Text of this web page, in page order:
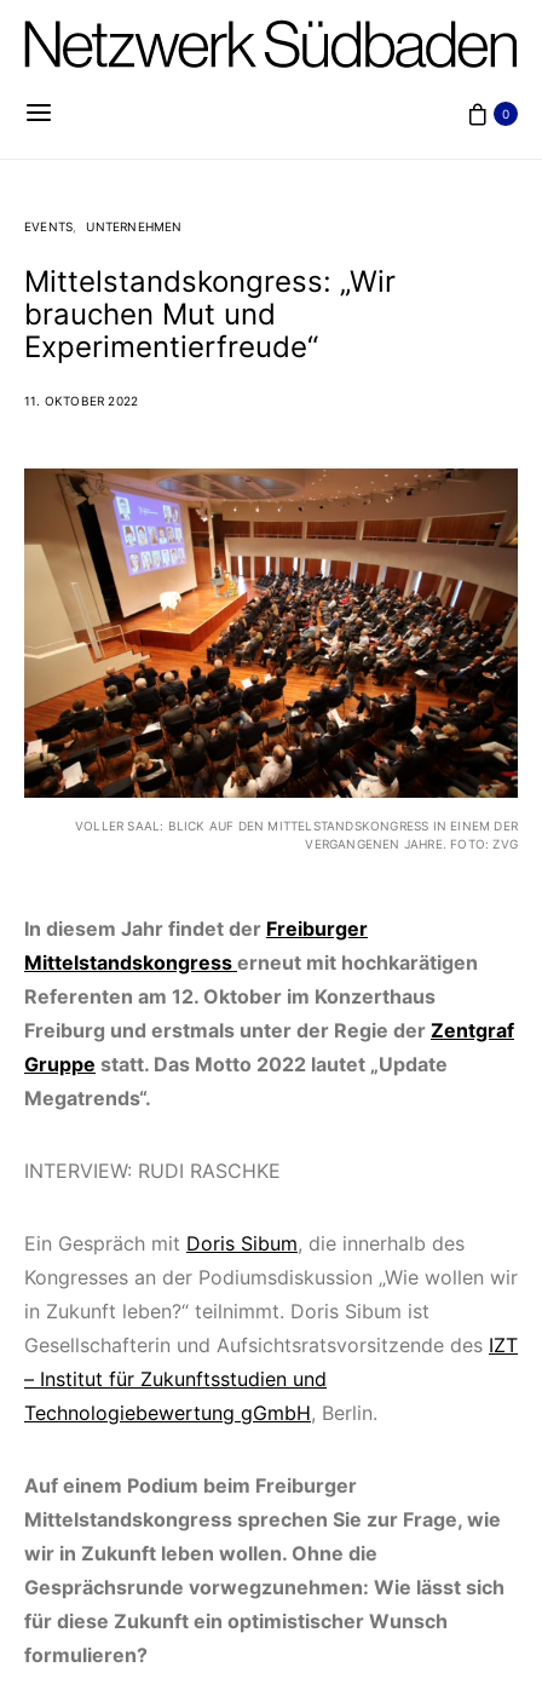
0
EVENTS UNTERNEHMEN
Mittelstandskongress: „Wir
brauchen Mut und
Experimentierfreude“
11. OKTOBER 2022
VOLLER SAAL: BLICK AUF DEN MITTELSTANDSKONGRESS IN EINEM DER
VERGANGENEN JAHRE. FOTO: ZVG
In diesem Jahr findet der Freiburger
Mittelstandskongress erneut mit hochkarätigen
Referenten am 12. Oktober im Konzerthaus
Freiburg und erstmals unter der Regie der Zentgraf
Gruppe statt. Das Motto 2022 lautet „Update
Megatrends“.
INTERVIEW: RUDI RASCHKE
Ein Gespräch mit Doris Sibum, die innerhalb des
Kongresses an der Podiumsdiskussion „Wie wollen wir
in Zukunft leben?“ teilnimmt. Doris Sibum ist
Gesellschafterin und Aufsichtsratsvorsitzende des IZT
– Institut für Zukunftsstudien und
Technologiebewertung gGmbH, Berlin.
Auf einem Podium beim Freiburger
Mittelstandskongress sprechen Sie zur Frage, wie
wir in Zukunft leben wollen. Ohne die
Gesprächsrunde vorwegzunehmen: Wie lässt sich
für diese Zukunft ein optimistischer Wunsch
formulieren?